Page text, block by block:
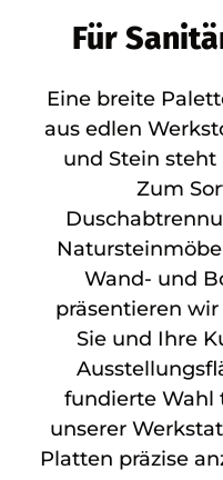
Für
Eine breite
aus edlen
und Stein
Zum
Wand- und
präsentieren
Sie und Ihre
fundierte Wahl
unserer
Platten präzise